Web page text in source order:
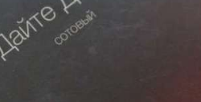
в Центральном
„Арбузный переполох“